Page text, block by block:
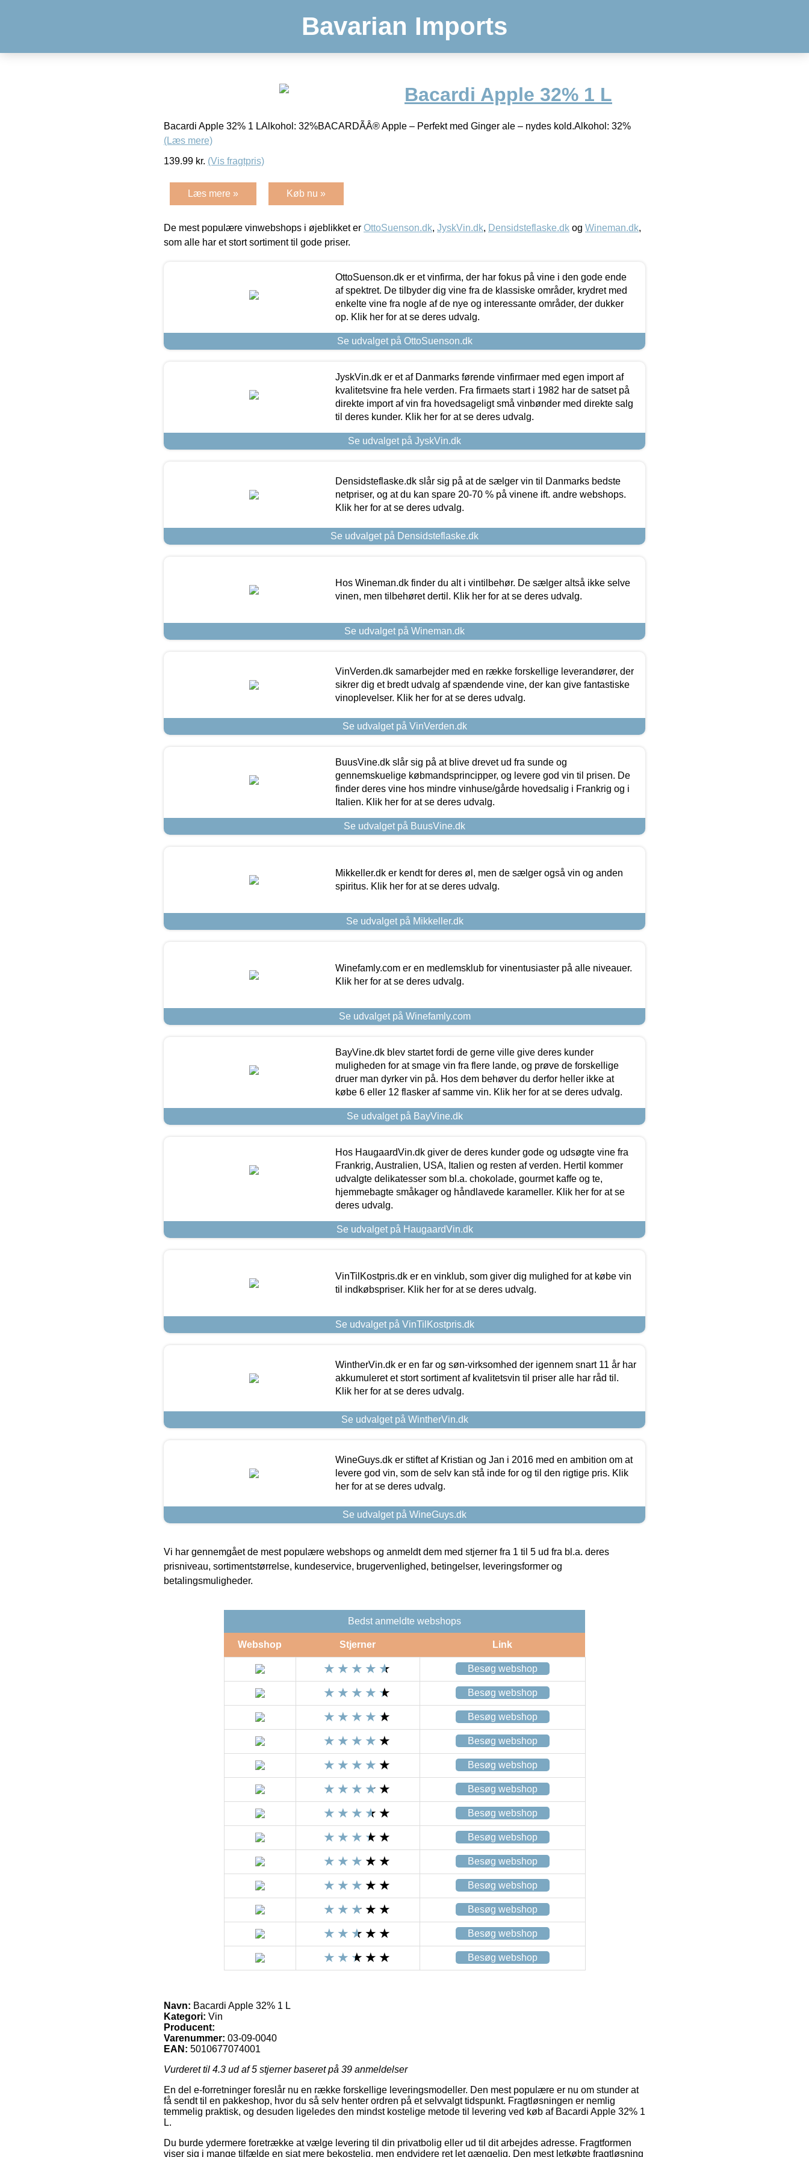
Bavarian Imports
Bacardi Apple 32% 1 L
Bacardi Apple 32% 1 LAlkohol: 32%BACARDÃÂ® Apple – Perfekt med Ginger ale – nydes kold.Alkohol: 32%
(Læs mere)
139.99 kr. (Vis fragtpris)
Læs mere » Køb nu »
De mest populære vinwebshops i øjeblikket er OttoSuenson.dk, JyskVin.dk, Densidsteflaske.dk og Wineman.dk,
som alle har et stort sortiment til gode priser.
OttoSuenson.dk er et vinfirma, der har fokus på vine i den gode ende
af spektret. De tilbyder dig vine fra de klassiske områder, krydret med
enkelte vine fra nogle af de nye og interessante områder, der dukker
op. Klik her for at se deres udvalg.
Se udvalget på OttoSuenson.dk
JyskVin.dk er et af Danmarks førende vinfirmaer med egen import af
kvalitetsvine fra hele verden. Fra firmaets start i 1982 har de satset på
direkte import af vin fra hovedsageligt små vinbønder med direkte salg
til deres kunder. Klik her for at se deres udvalg.
Se udvalget på JyskVin.dk
Densidsteflaske.dk slår sig på at de sælger vin til Danmarks bedste
netpriser, og at du kan spare 20-70 % på vinene ift. andre webshops.
Klik her for at se deres udvalg.
Se udvalget på Densidsteflaske.dk
Hos Wineman.dk finder du alt i vintilbehør. De sælger altså ikke selve
vinen, men tilbehøret dertil. Klik her for at se deres udvalg.
Se udvalget på Wineman.dk
VinVerden.dk samarbejder med en række forskellige leverandører, der
sikrer dig et bredt udvalg af spændende vine, der kan give fantastiske
vinoplevelser. Klik her for at se deres udvalg.
Se udvalget på VinVerden.dk
BuusVine.dk slår sig på at blive drevet ud fra sunde og
gennemskuelige købmandsprincipper, og levere god vin til prisen. De
finder deres vine hos mindre vinhuse/gårde hovedsalig i Frankrig og i
Italien. Klik her for at se deres udvalg.
Se udvalget på BuusVine.dk
Mikkeller.dk er kendt for deres øl, men de sælger også vin og anden
spiritus. Klik her for at se deres udvalg.
Se udvalget på Mikkeller.dk
Winefamly.com er en medlemsklub for vinentusiaster på alle niveauer.
Klik her for at se deres udvalg.
Se udvalget på Winefamly.com
BayVine.dk blev startet fordi de gerne ville give deres kunder
muligheden for at smage vin fra flere lande, og prøve de forskellige
druer man dyrker vin på. Hos dem behøver du derfor heller ikke at
købe 6 eller 12 flasker af samme vin. Klik her for at se deres udvalg.
Se udvalget på BayVine.dk
Hos HaugaardVin.dk giver de deres kunder gode og udsøgte vine fra
Frankrig, Australien, USA, Italien og resten af verden. Hertil kommer
udvalgte delikatesser som bl.a. chokolade, gourmet kaffe og te,
hjemmebagte småkager og håndlavede karameller. Klik her for at se
deres udvalg.
Se udvalget på HaugaardVin.dk
VinTilKostpris.dk er en vinklub, som giver dig mulighed for at købe vin
til indkøbspriser. Klik her for at se deres udvalg.
Se udvalget på VinTilKostpris.dk
WintherVin.dk er en far og søn-virksomhed der igennem snart 11 år har
akkumuleret et stort sortiment af kvalitetsvin til priser alle har råd til.
Klik her for at se deres udvalg.
Se udvalget på WintherVin.dk
WineGuys.dk er stiftet af Kristian og Jan i 2016 med en ambition om at
levere god vin, som de selv kan stå inde for og til den rigtige pris. Klik
her for at se deres udvalg.
Se udvalget på WineGuys.dk
Vi har gennemgået de mest populære webshops og anmeldt dem med stjerner fra 1 til 5 ud fra bl.a. deres
prisniveau, sortimentstørrelse, kundeservice, brugervenlighed, betingelser, leveringsformer og
betalingsmuligheder.
Bedst anmeldte webshops
Webshop Stjerner Link
Besøg webshop
Besøg webshop
Besøg webshop
Besøg webshop
Besøg webshop
Besøg webshop
Besøg webshop
Besøg webshop
Besøg webshop
Besøg webshop
Besøg webshop
Besøg webshop
Besøg webshop
Navn: Bacardi Apple 32% 1 L
Kategori: Vin
Producent:
Varenummer: 03-09-0040
EAN: 5010677074001
Vurderet til 4.3 ud af 5 stjerner baseret på 39 anmeldelser
En del e-forretninger foreslår nu en række forskellige leveringsmodeller. Den mest populære er nu om stunder at
få sendt til en pakkeshop, hvor du så selv henter ordren på et selvvalgt tidspunkt. Fragtløsningen er nemlig
temmelig praktisk, og desuden ligeledes den mindst kostelige metode til levering ved køb af Bacardi Apple 32% 1
L.
Du burde ydermere foretrække at vælge levering til din privatbolig eller ud til dit arbejdes adresse. Fragtformen
viser sig i mange tilfælde en sjat mere bekostelig, men endvidere ret let gængelig. Den mest letkøbte fragtløsning